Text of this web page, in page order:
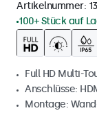
Artikelnummer:
100+ Stück auf
Full HD Multi-
Anschlüsse:
Montage: